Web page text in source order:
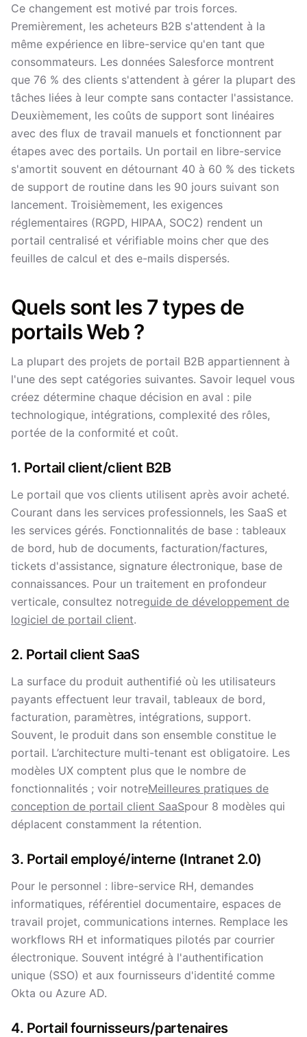
Ce changement est motivé par trois forces.
Premièrement, les acheteurs B2B s'attendent à la
même expérience en libre-service qu'en tant que
consommateurs. Les données Salesforce montrent
que 76 % des clients s'attendent à gérer la plupart des
tâches liées à leur compte sans contacter l'assistance.
Deuxièmement, les coûts de support sont linéaires
avec des flux de travail manuels et fonctionnent par
étapes avec des portails. Un portail en libre-service
s'amortit souvent en détournant 40 à 60 % des tickets
de support de routine dans les 90 jours suivant son
lancement. Troisièmement, les exigences
réglementaires (RGPD, HIPAA, SOC2) rendent un
portail centralisé et vérifiable moins cher que des
feuilles de calcul et des e-mails dispersés.
Quels sont les 7 types de
portails Web ?
La plupart des projets de portail B2B appartiennent à
l'une des sept catégories suivantes. Savoir lequel vous
créez détermine chaque décision en aval : pile
technologique, intégrations, complexité des rôles,
portée de la conformité et coût.
1. Portail client/client B2B
Le portail que vos clients utilisent après avoir acheté.
Courant dans les services professionnels, les SaaS et
les services gérés. Fonctionnalités de base : tableaux
de bord, hub de documents, facturation/factures,
tickets d'assistance, signature électronique, base de
connaissances. Pour un traitement en profondeur
verticale, consultez notreguide de développement de
logiciel de portail client.
2. Portail client SaaS
La surface du produit authentifié où les utilisateurs
payants effectuent leur travail, tableaux de bord,
facturation, paramètres, intégrations, support.
Souvent, le produit dans son ensemble constitue le
portail. L’architecture multi-tenant est obligatoire. Les
modèles UX comptent plus que le nombre de
fonctionnalités ; voir notreMeilleures pratiques de
conception de portail client SaaSpour 8 modèles qui
déplacent constamment la rétention.
3. Portail employé/interne (Intranet 2.0)
Pour le personnel : libre-service RH, demandes
informatiques, référentiel documentaire, espaces de
travail projet, communications internes. Remplace les
workflows RH et informatiques pilotés par courrier
électronique. Souvent intégré à l'authentification
unique (SSO) et aux fournisseurs d'identité comme
Okta ou Azure AD.
4. Portail fournisseurs/partenaires